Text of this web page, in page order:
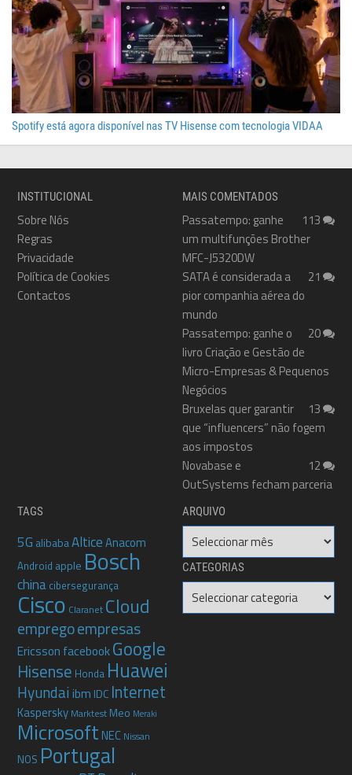
Spotify está agora disponível nas TV Hisense com tecnologia VIDAA
INSTITUCIONAL
Sobre Nós
Regras
Privacidade
Política de Cookies
Contactos
MAIS COMENTADOS
113
Passatempo: ganhe
um multifunções Brother
MFC-J5320DW
21
SATA é considerada a
pior companhia aérea do
mundo
20
Passatempo: ganhe o
livro Criação e Gestão de
Micro-Empresas & Pequenos
Negócios
13
Bruxelas quer garantir
que “influencers” não fogem
aos impostos
12
Novabase e
OutSystems fecham parceria
TAGS
5G alibabaAlticeAnacom
Android apple Bosch
china cibersegurança
Cisco Claranet Cloud
empregoempresas
Ericsson facebookGoogle
Hisense Honda Huawei
Hyundai ibm IDC Internet
Kaspersky Marktest Meo Meraki
MicrosoftNEC Nissan
NOS Portugal
ARQUIVO
Arquivo
CATEGORIAS
Categorias